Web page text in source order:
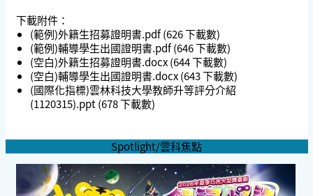
下載附件：
(範例)外籍生招募證明書.pdf (626 下載數)
(範例)輔導學生出國證明書.pdf (646 下載數)
(空白)外籍生招募證明書.docx (644 下載數)
(空白)輔導學生出國證明書.docx (643 下載數)
(國際化指標)雲林科技大學教師升等評分介紹
(1120315).ppt (678 下載數)
Spotlight/雲科焦點